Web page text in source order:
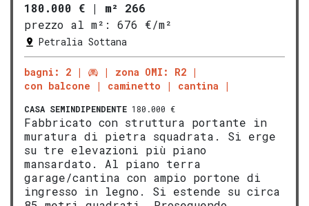
180.000 € | m² 266
prezzo al m²:
676 €/m²
Petralia Sottana
bagni: 2
zona OMI: R2
con balcone
caminetto cantina
CASA SEMINDIPENDENTE 180.000 €
Fabbricato con struttura portante in
muratura di pietra squadrata. Si erge
su tre elevazioni più piano
mansardato. Al piano terra
garage/cantina con ampio portone di
ingresso in legno. Si estende su circa